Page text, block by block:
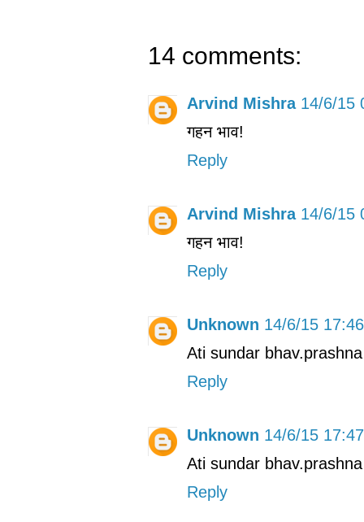
14 comments:
Arvind Mishra 14/6/15
गहन भाव!
Reply
Arvind Mishra 14/6/15
गहन भाव!
Reply
Unknown 14/6/15 17:46
Ati sundar
Reply
Unknown 14/6/15 17:47
Ati sundar
Reply